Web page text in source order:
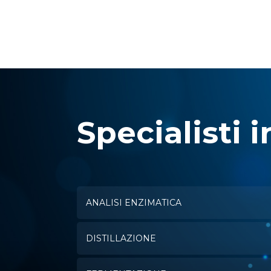
Specialisti
ANALISI ENZIMATICA
DISTILLAZIONE